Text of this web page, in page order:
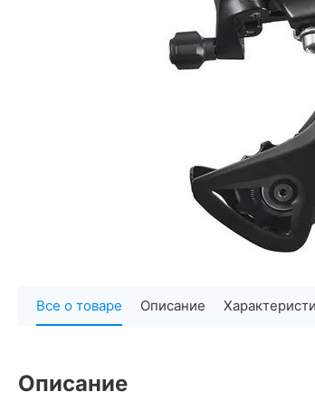
Все о товаре Описание
Описание